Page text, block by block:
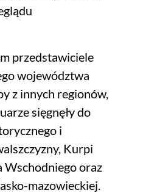
przedstawiciele
województwa
z innych regionów,
sięgnęły do
i
Kurpi
Wschodniego oraz
mazowieckiej.